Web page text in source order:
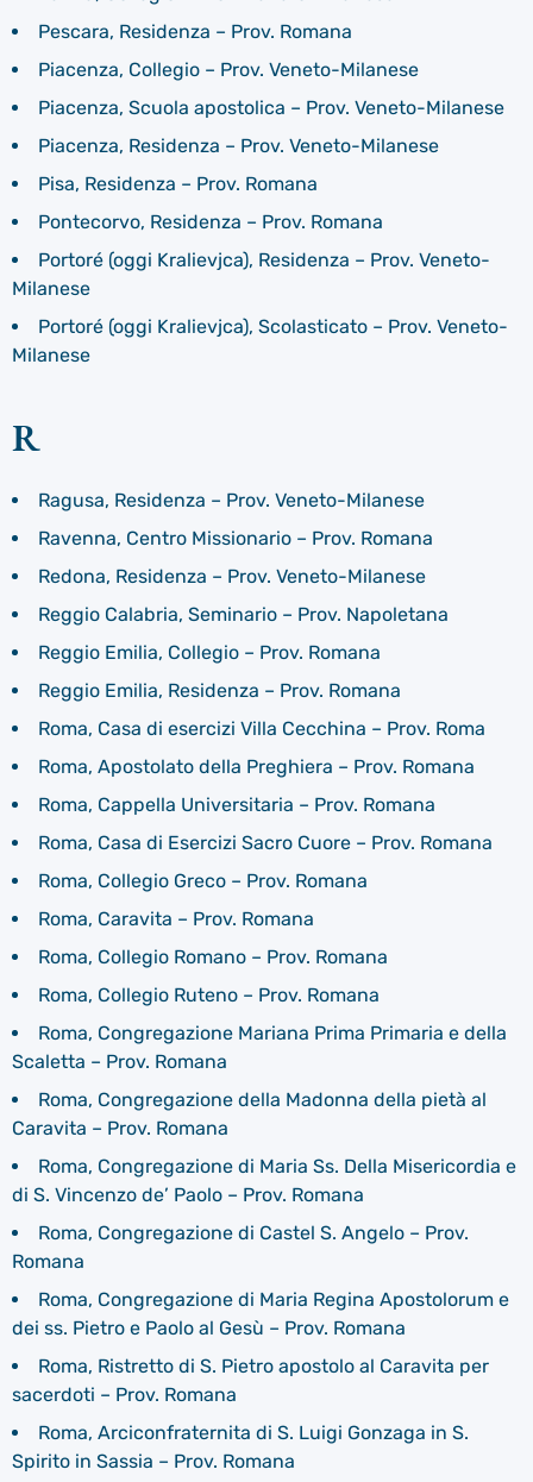
Pescara, Residenza – Prov. Romana
Piacenza, Collegio – Prov. Veneto-Milanese
Piacenza, Scuola apostolica – Prov. Veneto-Milanese
Piacenza, Residenza – Prov. Veneto-Milanese
Pisa, Residenza – Prov. Romana
Pontecorvo, Residenza – Prov. Romana
Portoré (oggi Kralievjca), Residenza – Prov. Veneto-
Milanese
Portoré (oggi Kralievjca), Scolasticato – Prov. Veneto-
Milanese
R
Ragusa, Residenza – Prov. Veneto-Milanese
Ravenna, Centro Missionario – Prov. Romana
Redona, Residenza – Prov. Veneto-Milanese
Reggio Calabria, Seminario – Prov. Napoletana
Reggio Emilia, Collegio – Prov. Romana
Reggio Emilia, Residenza – Prov. Romana
Roma, Casa di esercizi Villa Cecchina – Prov. Roma
Roma, Apostolato della Preghiera – Prov. Romana
Roma, Cappella Universitaria – Prov. Romana
Roma, Casa di Esercizi Sacro Cuore – Prov. Romana
Roma, Collegio Greco – Prov. Romana
Roma, Caravita – Prov. Romana
Roma, Collegio Romano – Prov. Romana
Roma, Collegio Ruteno – Prov. Romana
Roma, Congregazione Mariana Prima Primaria e della
Scaletta – Prov. Romana
Roma, Congregazione della Madonna della pietà al
Caravita – Prov. Romana
Roma, Congregazione di Maria Ss. Della Misericordia e
di S. Vincenzo de’ Paolo – Prov. Romana
Roma, Congregazione di Castel S. Angelo – Prov.
Romana
Roma, Congregazione di Maria Regina Apostolorum e
dei ss. Pietro e Paolo al Gesù – Prov. Romana
Roma, Ristretto di S. Pietro apostolo al Caravita per
sacerdoti – Prov. Romana
Roma, Arciconfraternita di S. Luigi Gonzaga in S.
Spirito in Sassia – Prov. Romana